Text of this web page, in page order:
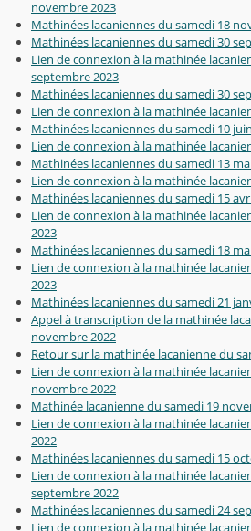
novembre 2023
Mathinées lacaniennes du samedi 18
Mathinées lacaniennes du samedi 30
Lien de connexion à la mathinée
septembre 2023
Mathinées lacaniennes du samedi 30
Lien de connexion à la mathinée
Mathinées lacaniennes du samedi 10
Lien de connexion à la mathinée
Mathinées lacaniennes du samedi 13
Lien de connexion à la mathinée
Mathinées lacaniennes du samedi 15
Lien de connexion à la mathinée
2023
Mathinées lacaniennes du samedi 18
Lien de connexion à la mathinée
2023
Mathinées lacaniennes du samedi 21
Appel à transcription de la mathinée
novembre 2022
Retour sur la mathinée lacanienne du
Lien de connexion à la mathinée
novembre 2022
Mathinée lacanienne du samedi 19
Lien de connexion à la mathinée
2022
Mathinées lacaniennes du samedi 15
Lien de connexion à la mathinée
septembre 2022
Mathinées lacaniennes du samedi 24
Lien de connexion à la mathinée